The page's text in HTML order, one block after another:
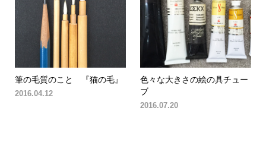
筆の毛質のこと 『猫の毛』
2016.04.12
色々な大きさの絵の具チュー
ブ
2016.07.20